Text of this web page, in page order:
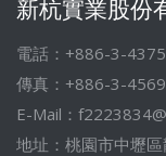
新杭實業股份
電話：+886-3-
傳真：+886-3-
E-Mail：
地址：桃園市中壢